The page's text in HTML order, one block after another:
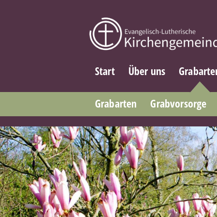
Start Über uns
Grabarten Grabvorsorge